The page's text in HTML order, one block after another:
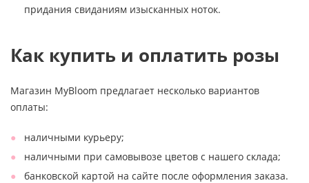
придания свиданиям изысканных ноток.
Как купить и оплатить розы
Магазин MyBloom предлагает несколько вариантов
оплаты:
наличными курьеру;
наличными при самовывозе цветов с нашего склада;
банковской картой на сайте после оформления заказа.